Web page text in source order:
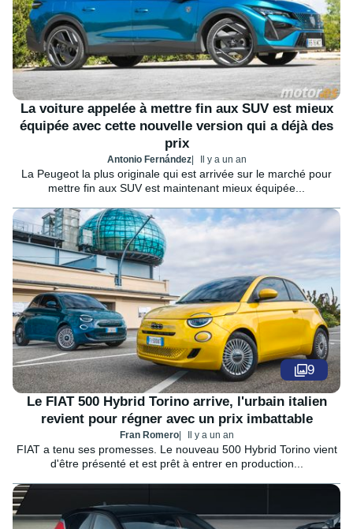
La voiture appelée à mettre fin aux SUV est mieux
équipée avec cette nouvelle version qui a déjà des
prix
Antonio Fernández Il y a un an
La Peugeot la plus originale qui est arrivée sur le marché pour
mettre fin aux SUV est maintenant mieux équipée...
9
Le FIAT 500 Hybrid Torino arrive, l'urbain italien
revient pour régner avec un prix imbattable
Fran Romero Il y a un an
FIAT a tenu ses promesses. Le nouveau 500 Hybrid Torino vient
d'être présenté et est prêt à entrer en production...